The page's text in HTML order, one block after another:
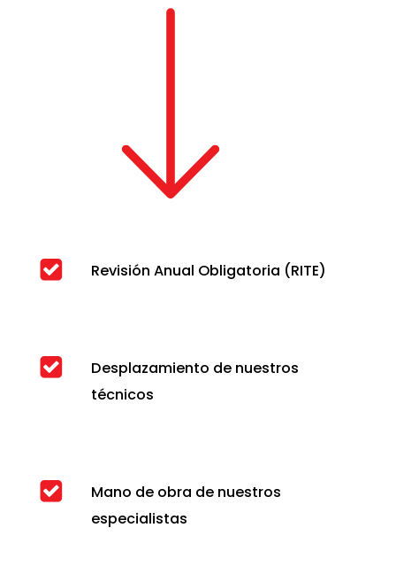
Revisión Anual Obligatoria (RITE)
Desplazamiento de nuestros
técnicos
Mano de obra de nuestros
especialistas